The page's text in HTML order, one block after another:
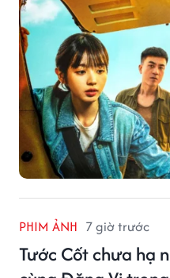
PHIM ẢNH 7 giờ trước
Tước Cốt chưa hạ